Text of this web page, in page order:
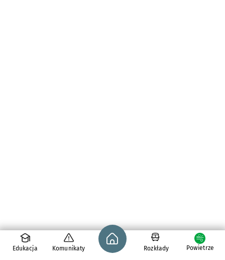
Edukacja Komunikaty
Strona główna - wroclaw.pl
Rozkłady Powietrze